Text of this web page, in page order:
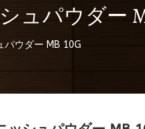
ュパウダー
パウダー MB 10G